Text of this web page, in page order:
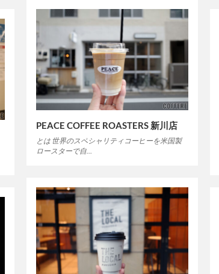
PEACE COFFEE ROASTERS 新川店
とは 世界のスペシャリティコーヒーを米国製
ロースターで自…